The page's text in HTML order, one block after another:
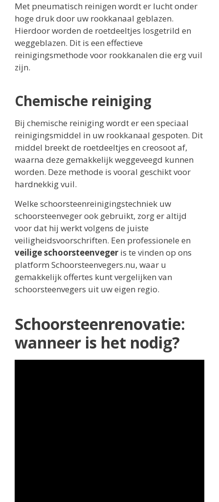
Met pneumatisch reinigen wordt er lucht onder
hoge druk door uw rookkanaal geblazen.
Hierdoor worden de roetdeeltjes losgetrild en
weggeblazen. Dit is een effectieve
reinigingsmethode voor rookkanalen die erg vuil
zijn.
Chemische reiniging
Bij chemische reiniging wordt er een speciaal
reinigingsmiddel in uw rookkanaal gespoten. Dit
middel breekt de roetdeeltjes en creosoot af,
waarna deze gemakkelijk weggeveegd kunnen
worden. Deze methode is vooral geschikt voor
hardnekkig vuil.
Welke schoorsteenreinigingstechniek uw
schoorsteenveger ook gebruikt, zorg er altijd
voor dat hij werkt volgens de juiste
veiligheidsvoorschriften. Een professionele en
veilige schoorsteenveger is te vinden op ons
platform Schoorsteenvegers.nu, waar u
gemakkelijk offertes kunt vergelijken van
schoorsteenvegers uit uw eigen regio.
Schoorsteenrenovatie:
wanneer is het nodig?